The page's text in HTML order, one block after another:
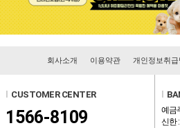
회사소개 이용약관 개인정보취급
l CUSTOMER CENTER
1566-8109
l
예금
신한